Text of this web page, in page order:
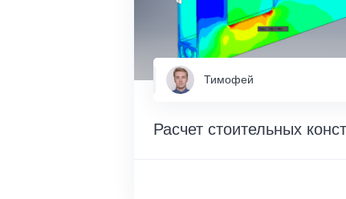
Тимофей
Расчет стоительных